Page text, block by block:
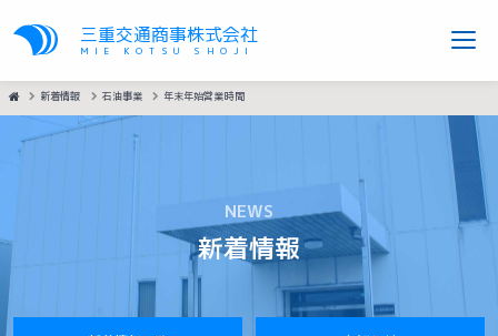
HOME新着情報 石油事業 年末年始営業時間
NEWS
新着情報
三重交通商事株式会社
MIE KOTSU SHOJI